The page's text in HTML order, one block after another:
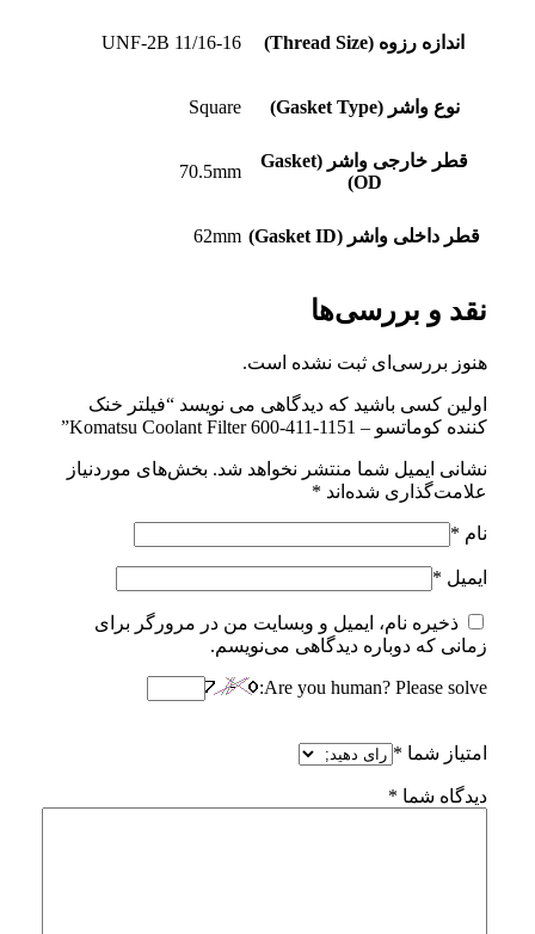
اندازه رزوه (Thread Size) 11/16-16 UNF-2B
نوع واشر (Gasket Type) Square
قطر خارجی واشر (Gasket
OD)
70.5mm
قطر داخلی واشر (Gasket ID) 62mm
نقد و بررسی‌ها
هنوز بررسی‌ای ثبت نشده است.
اولین کسی باشید که دیدگاهی می نویسد “فیلتر خنک
کننده کوماتسو – Komatsu Coolant Filter 600-411-1151”
نشانی ایمیل شما منتشر نخواهد شد. بخش‌های موردنیاز
علامت‌گذاری شده‌اند *
نام *
ایمیل *
ذخیره نام، ایمیل و وبسایت من در مرورگر برای
زمانی که دوباره دیدگاهی می‌نویسم.
Are you human? Please solve:
امتیاز شما *
دیدگاه شما *